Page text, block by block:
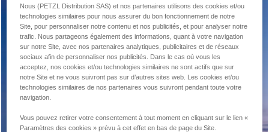
SAV
Questions techniques
Signaler un problème sur le site internet
Nous (PETZL Distribution SAS) et nos partenaires utilisons des cookies et/ou
technologies similaires pour nous assurer du bon fonctionnement de notre
Site, pour personnaliser notre contenu et nos publicités, et pour analyser notre
trafic. Nous partageons également des informations, quant à votre navigation
sur notre Site, avec nos partenaires analytiques, publicitaires et de réseaux
sociaux afin de personnaliser nos publicités. Dans le cas où vous les
acceptez, nos cookies et/ou technologies similaires ne sont actifs que sur
notre Site et ne vous suivront pas sur d’autres sites web. Les cookies et/ou
technologies similaires de nos partenaires vous suivront pendant toute votre
navigation.
Vous pouvez retirer votre consentement à tout moment en cliquant sur le lien «
Paramètres des cookies » prévu à cet effet en bas de page du Site.